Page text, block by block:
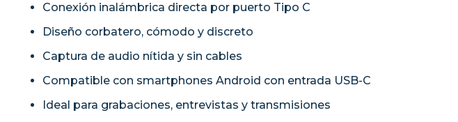
Conexión inalámbrica directa por puerto Tipo C
Diseño corbatero, cómodo y discreto
Captura de audio nítida y sin cables
Compatible con smartphones Android con entrada USB-C
Ideal para grabaciones, entrevistas y transmisiones